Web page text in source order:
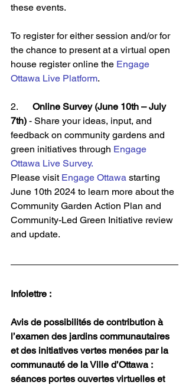
these events.
To register for either session and/or for
the chance to present at a virtual open
house register online the Engage
Ottawa Live Platform.
2. Online Survey (June 10th – July
7th) - Share your ideas, input, and
feedback on community gardens and
green initiatives through Engage
Ottawa Live Survey.
Please visit Engage Ottawa starting
June 10th 2024 to learn more about the
Community Garden Action Plan and
Community-Led Green Initiative review
and update.
Infolettre :
Avis de possibilités de contribution à
l’examen des jardins communautaires
et des initiatives vertes menées par la
communauté de la Ville d’Ottawa :
séances portes ouvertes virtuelles et